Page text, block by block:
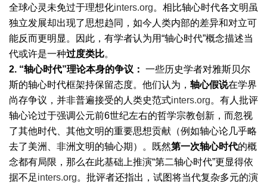
全球心灵未免过于理想化inters.org。相比轴心时代各文明虽
独立发展却出现了思想趋同，如今人类内部的差异和对立可
能反而更明显。因此，有学者认为用“轴心时代”概念描述当
代或许是一种过度类比。
2. “轴心时代”理论本身的争议： 一些历史学者对雅斯贝尔
斯的轴心时代框架持保留态度。他们认为， 轴心假说在学界
尚存争议，并非普遍接受的人类史范式inters.org。有人批评
轴心论过于强调公元前6世纪左右的哲学宗教创新，而忽视
了其他时代、其他文明的重要思想贡献（例如轴心论几乎略
去了美洲、非洲文明的轴心期）。既然第一次轴心时代的概
念都有局限，那么在此基础上推演“第二轴心时代”更显得依
据不足inters.org。批评者还指出，试图将当代复杂多元的演